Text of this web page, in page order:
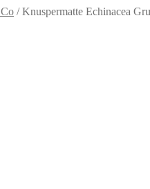
/Knuspermatte Echinacea